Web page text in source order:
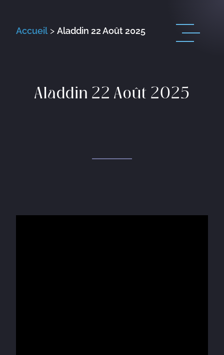
Accueil> Aladdin 22 Août 2025
Aladdin 22 Août 2025